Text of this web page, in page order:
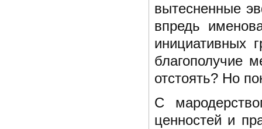
вытесненные
впредь
инициативных
благополучие
отстоять? Но
С
ценностей и